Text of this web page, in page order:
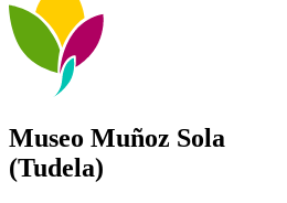
Museo Muñoz Sola
(Tudela)